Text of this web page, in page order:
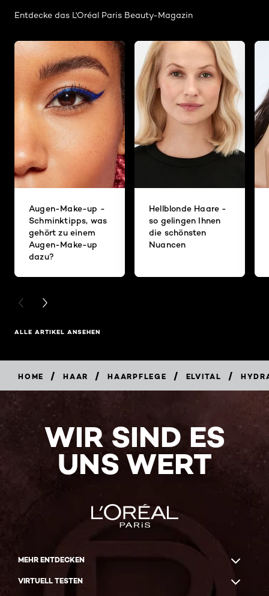
Entdecke das L'Oréal Paris Beauty-Magazin
Augen-Make-up -
Schminktipps, was
gehört zu einem
Augen-Make-up
dazu?
Hellblonde Haare -
so gelingen Ihnen
die schönsten
Nuancen
PREVIOUS CARD
NEXT CARD
ALLE ARTIKEL ANSEHEN
HOME / HAAR / HAARPFLEGE / ELVITAL /
WIR SIND ES
UNS WERT
MEHR ENTDECKEN
VIRTUELL TESTEN